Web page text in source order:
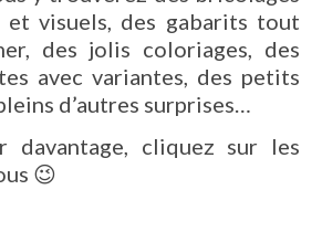
et visuels, des gabarits tout
des jolis coloriages, des
avec variantes, des petits
d’autres surprises…
davantage, cliquez sur les
😉